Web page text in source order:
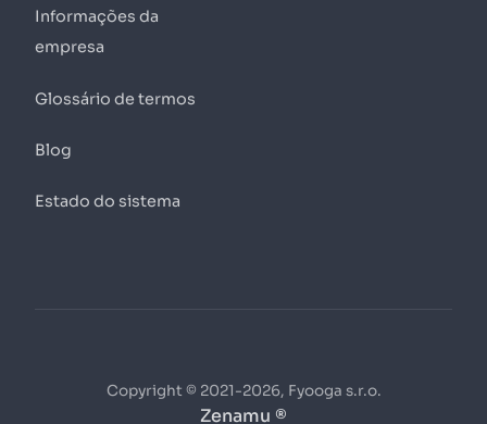
Informações da
empresa
Glossário de termos
Blog
Estado do sistema
Copyright © 2021-2026, Fyooga s.r.o.
Zenamu ®